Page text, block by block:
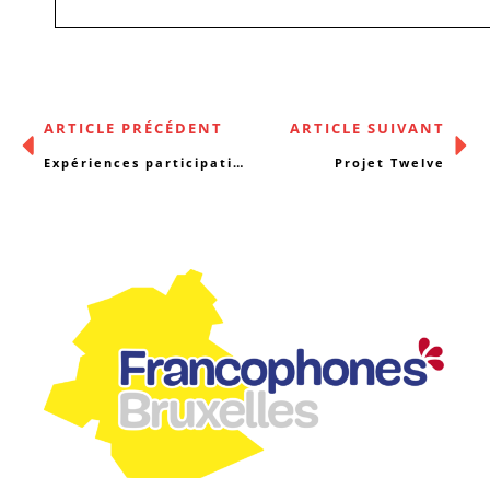
ARTICLE PRÉCÉDENT
Expériences participatives : répertoire en construction
ARTICLE SUIVANT
Projet Twelve